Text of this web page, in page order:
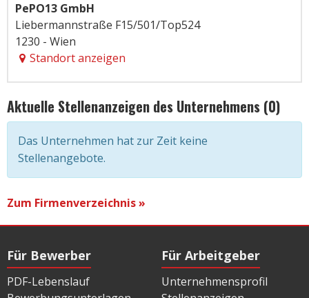
PePO13 GmbH
Liebermannstraße F15/501/Top524
1230 - Wien
Standort anzeigen
Aktuelle Stellenanzeigen des Unternehmens (0)
Das Unternehmen hat zur Zeit keine
Stellenangebote.
Zum Firmenverzeichnis »
Für Bewerber
PDF-Lebenslauf
Für Arbeitgeber
Unternehmensprofil